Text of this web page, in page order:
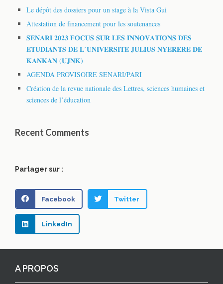
Le dépôt des dossiers pour un stage à la Vista Gui
Attestation de financement pour les soutenances
𝐒𝐄𝐍𝐀𝐑𝐈 𝟐𝟎𝟐𝟑 𝐅𝐎𝐂𝐔𝐒 𝐒𝐔𝐑 𝐋𝐄𝐒 𝐈𝐍𝐍𝐎𝐕𝐀𝐓𝐈𝐎𝐍𝐒 𝐃𝐄𝐒
𝐄́𝐓𝐔𝐃𝐈𝐀𝐍𝐓𝐒 𝐃𝐄 𝐋’𝐔𝐍𝐈𝐕𝐄𝐑𝐒𝐈𝐓𝐄́ 𝐉𝐔𝐋𝐈𝐔𝐒 𝐍𝐘𝐄𝐑𝐄𝐑𝐄 𝐃𝐄
𝐊𝐀𝐍𝐊𝐀𝐍 (𝐔𝐉𝐍𝐊)
AGENDA PROVISOIRE SENARI/PARI
Création de la revue nationale des Lettres, sciences humaines et
sciences de l’éducation
Recent Comments
Partager sur :
Facebook Twitter
LinkedIn
A PROPOS